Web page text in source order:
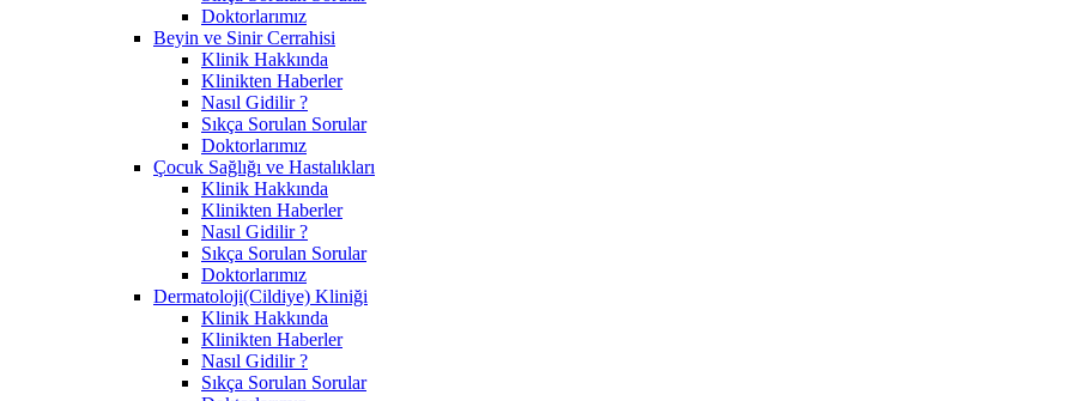
Doktorlarımız
Beyin ve Sinir Cerrahisi
Klinik Hakkında
Klinikten Haberler
Nasıl Gidilir ?
Sıkça Sorulan Sorular
Doktorlarımız
Çocuk Sağlığı ve Hastalıkları
Klinik Hakkında
Klinikten Haberler
Nasıl Gidilir ?
Sıkça Sorulan Sorular
Doktorlarımız
Dermatoloji(Cildiye) Kliniği
Klinik Hakkında
Klinikten Haberler
Nasıl Gidilir ?
Sıkça Sorulan Sorular